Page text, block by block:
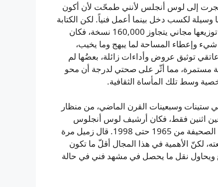
هجرت إلى لوس أنجلس لأنني طمحّت لأن أكون
لكسب دخل بينما أعمل فنياً. لكن الكتابة
استولت عليّ، خصوصاً بعد انخراطي مع LA Weekly الأصلية، توزيعها مجاني يتجاوز 160,000 نسخة، فكان
وإعطاء المساحة لما يبهج وما يخيب،
توثيق عروض وأداءات زائلة، بعضُها لم
مستمرة، مما أثّر على صحتي لدرجة أن محو
وسبعينات القرن الماضي، من منظار
اثنين فقط، فكان أرشيف لوس أنجلوس
تايمز لا يقدر بثمن، وخصوصاً كتابات ويليام ويلسون، الناقد في الصحيفة من 1965 حتى 1998. قال زميل مرة
لكنّ الأهمية في هذا المجال أقلّ ما تكون
ويحاول نقل ما يحصل في مشهد فني في حالة